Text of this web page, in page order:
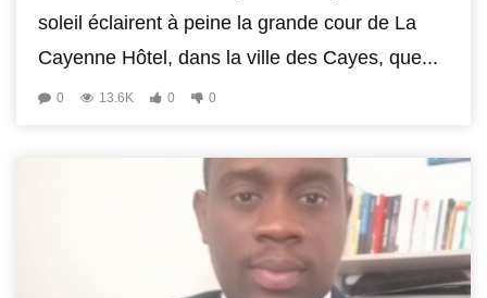
soleil éclairent à peine la grande cour de La
Cayenne Hôtel, dans la ville des Cayes, que...
0 13.6K 0 0